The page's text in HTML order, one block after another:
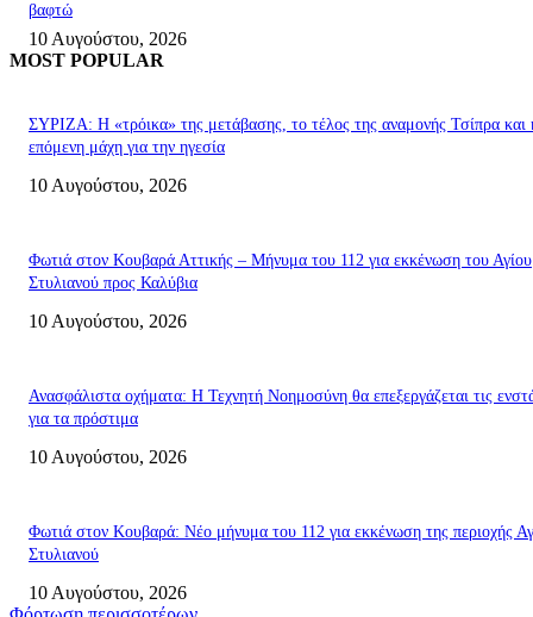
βαφτώ
10 Αυγούστου, 2026
MOST POPULAR
ΣΥΡΙΖΑ: Η «τρόικα» της μετάβασης, το τέλος της αναμονής Τσίπρα και
επόμενη μάχη για την ηγεσία
10 Αυγούστου, 2026
Φωτιά στον Κουβαρά Αττικής – Μήνυμα του 112 για εκκένωση του Αγίου
Στυλιανού προς Καλύβια
10 Αυγούστου, 2026
Ανασφάλιστα οχήματα: Η Τεχνητή Νοημοσύνη θα επεξεργάζεται τις
για τα πρόστιμα
10 Αυγούστου, 2026
Φωτιά στον Κουβαρά: Νέο μήνυμα του 112 για εκκένωση της περιοχής
Στυλιανού
10 Αυγούστου, 2026